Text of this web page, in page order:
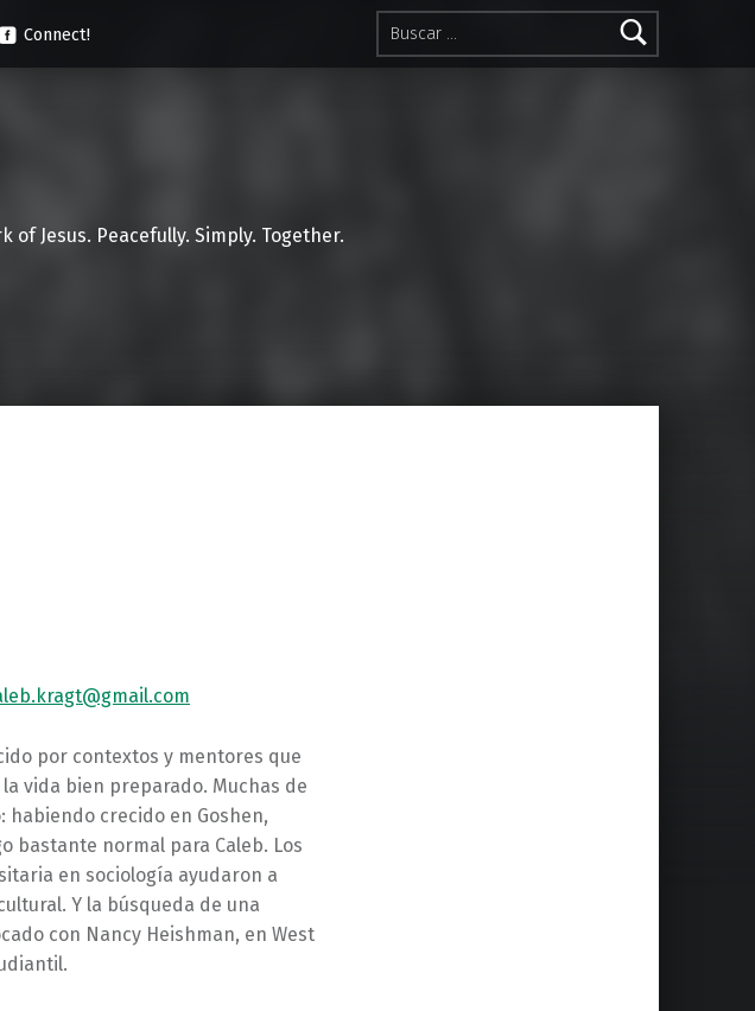
Buscar:
Connect!
of Jesus. Peacefully. Simply. Together.
por contextos y mentores que
vida bien preparado. Muchas de
crecido en Goshen,
bastante normal para Caleb. Los
en sociología ayudaron a
Y la búsqueda de una
con Nancy Heishman, en West